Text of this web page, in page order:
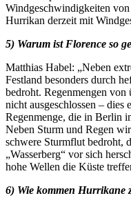
Windgeschwindigkeiten
Hurrikan derzeit mit
5) Warum ist Florence so
Matthias Habel: „Neben
Festland besonders durch
bedroht. Regenmengen
nicht ausgeschlossen – dies
Regenmenge, die in Berlin
Neben Sturm und Regen
schwere Sturmflut bedroht,
„Wasserberg“ vor sich
hohe Wellen die Küste
6) Wie kommen Hurrikane